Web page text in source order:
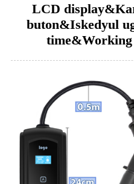
LCD
buton&Iskedyul